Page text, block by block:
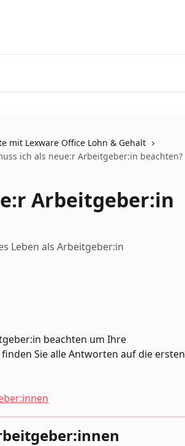
mit Lexware Office Lohn & Gehalt
ich als neue:r Arbeitgeber:in beachten?
Arbeitgeber:in
Leben als Arbeitgeber:in
beachten um Ihre
Sie alle Antworten auf die ersten